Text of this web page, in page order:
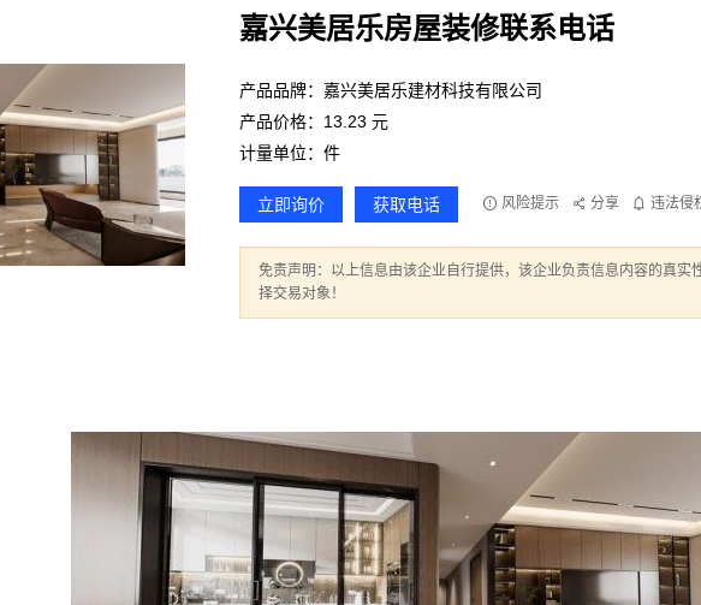
嘉兴美居乐房屋装修联系电话
产品品牌：嘉兴美居乐建材科技有限公司
产品价格：13.23 元
计量单位：件
立即询价 获取电话 风险提示 分享 违法侵
免责声明：以上信息由该企业自行提供，该企业负责信息内容的真
择交易对象！